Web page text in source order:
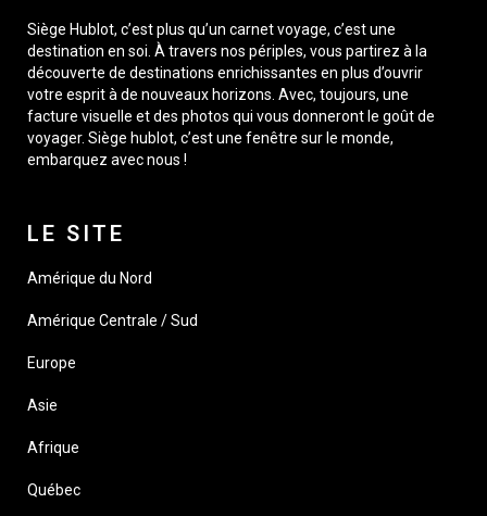
Siège Hublot, c’est plus qu’un carnet voyage, c’est une
destination en soi. À travers nos périples, vous partirez à la
découverte de destinations enrichissantes en plus d’ouvrir
votre esprit à de nouveaux horizons. Avec, toujours, une
facture visuelle et des photos qui vous donneront le goût de
voyager. Siège hublot, c’est une fenêtre sur le monde,
embarquez avec nous !
LE SITE
Amérique du Nord
Amérique Centrale / Sud
Europe
Asie
Afrique
Québec